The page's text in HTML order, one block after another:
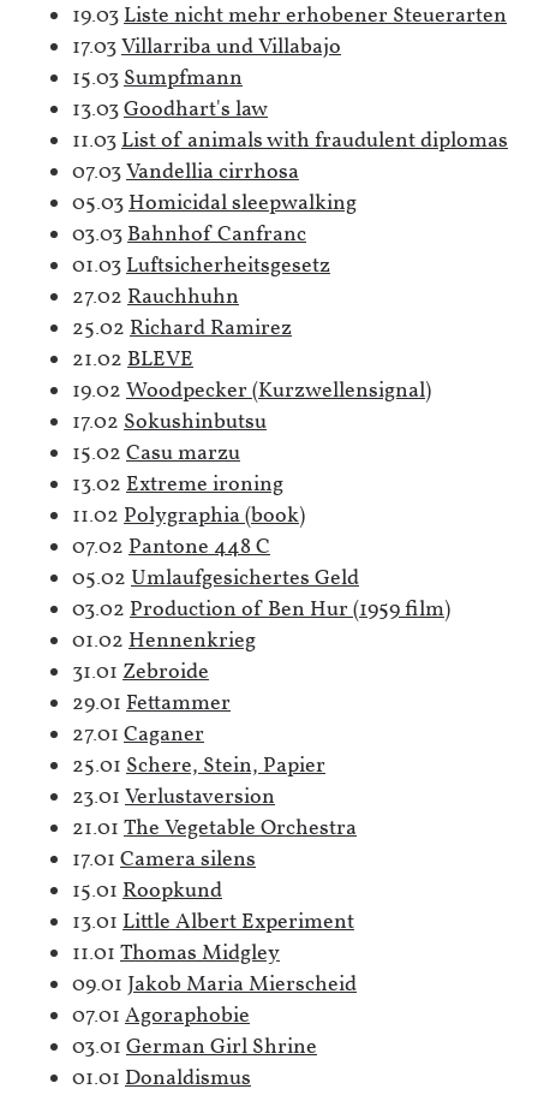
19.03Liste nicht mehr erhobener Steuerarten
17.03Villarriba und Villabajo
15.03Sumpfmann
13.03Goodhart's law
11.03List of animals with fraudulent diplomas
07.03Vandellia cirrhosa
05.03Homicidal sleepwalking
03.03Bahnhof Canfranc
01.03Luftsicherheitsgesetz
27.02 Rauchhuhn
25.02 Richard Ramirez
21.02 BLEVE
19.02 Woodpecker (Kurzwellensignal)
17.02 Sokushinbutsu
15.02 Casu marzu
13.02 Extreme ironing
11.02 Polygraphia (book)
07.02 Pantone 448 C
05.02 Umlaufgesichertes Geld
03.02 Production of Ben Hur (1959 film)
01.02 Hennenkrieg
31.01 Zebroide
29.01 Fettammer
27.01 Caganer
25.01 Schere, Stein, Papier
23.01 Verlustaversion
21.01 The Vegetable Orchestra
17.01 Camera silens
15.01 Roopkund
13.01 Little Albert Experiment
11.01 Thomas Midgley
09.01 Jakob Maria Mierscheid
07.01 Agoraphobie
03.01 German Girl Shrine
01.01 Donaldismus